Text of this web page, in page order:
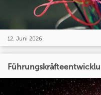
12. Juni 2026